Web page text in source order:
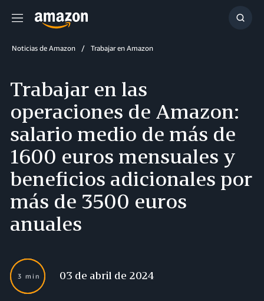
Menú
Noticias de Amazon Trabajar en Amazon
Trabajar en las
operaciones de Amazon:
salario medio de más de
1600 euros mensuales y
beneficios adicionales por
más de 3500 euros
anuales
3 min 03 de abril de 2024